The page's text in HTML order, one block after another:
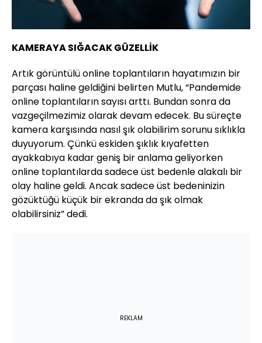
KAMERAYA SIĞACAK GÜZELLİK
Artık görüntülü online toplantıların hayatımızın bir
parçası haline geldiğini belirten Mutlu, “Pandemide
online toplantıların sayısı arttı. Bundan sonra da
vazgeçilmezimiz olarak devam edecek. Bu süreçte
kamera karşısında nasıl şık olabilirim sorunu sıklıkla
duyuyorum. Çünkü eskiden şıklık kıyafetten
ayakkabıya kadar geniş bir anlama geliyorken
online toplantılarda sadece üst bedenle alakalı bir
olay haline geldi. Ancak sadece üst bedeninizin
gözüktüğü küçük bir ekranda da şık olmak
olabilirsiniz” dedi.
REKLAM